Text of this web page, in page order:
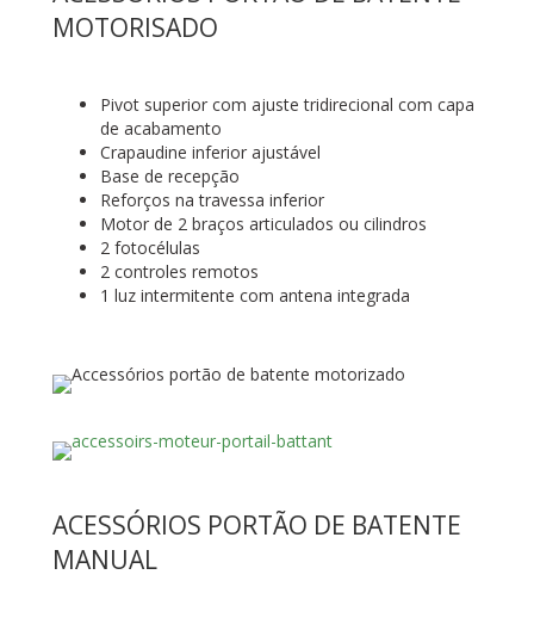
MOTORISADO
Pivot superior com ajuste tridirecional com capa
de acabamento
Crapaudine inferior ajustável
Base de recepção
Reforços na travessa inferior
Motor de 2 braços articulados ou cilindros
2 fotocélulas
2 controles remotos
1 luz intermitente com antena integrada
ACESSÓRIOS PORTÃO DE BATENTE
MANUAL